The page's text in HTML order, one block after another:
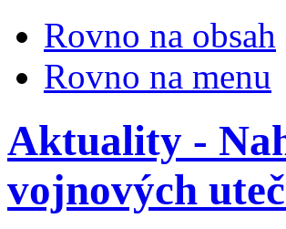
Rovno na obsah
Rovno na menu
Aktuality -
vojnových